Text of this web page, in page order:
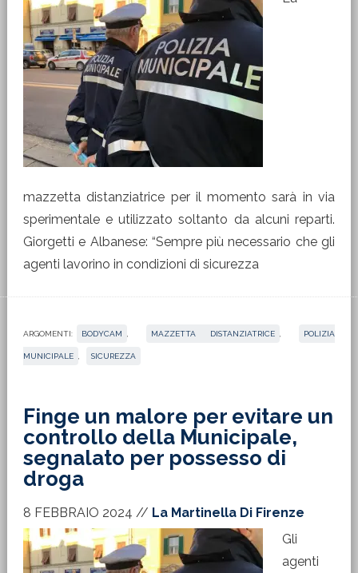
mazzetta distanziatrice per il momento sarà in via
sperimentale e utilizzato soltanto da alcuni reparti.
Giorgetti e Albanese: “Sempre più necessario che gli
agenti lavorino in condizioni di sicurezza
ARGOMENTI: BODYCAM MAZZETTA DISTANZIATRICE POLIZIA
MUNICIPALE SICUREZZA
Finge un malore per evitare un
controllo della Municipale,
segnalato per possesso di
droga
8 FEBBRAIO 2024 // La Martinella Di Firenze
Gli
agenti